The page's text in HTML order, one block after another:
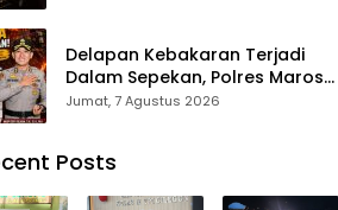
Adalah Warisan yang Tak
Ternilai”.
Delapan Kebakaran Terjadi
Dalam Sepekan, Polres Maros
Keluarkan Imbauan kepada
Jumat, 7 Agustus 2026
Posts